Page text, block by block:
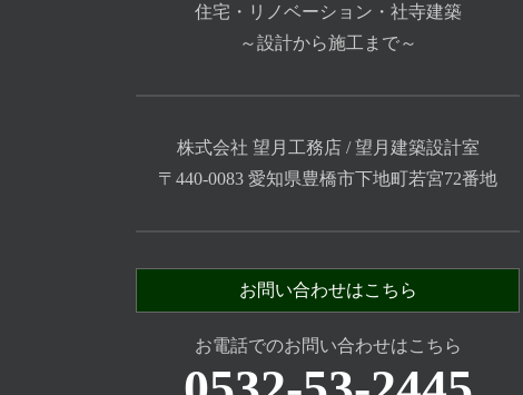
住宅・リノベーション・社寺建築
～設計から施工まで～
株式会社 望月工務店 / 望月建築設計室
〒440-0083 愛知県豊橋市下地町若宮72番地
お問い合わせはこちら
お電話でのお問い合わせはこちら